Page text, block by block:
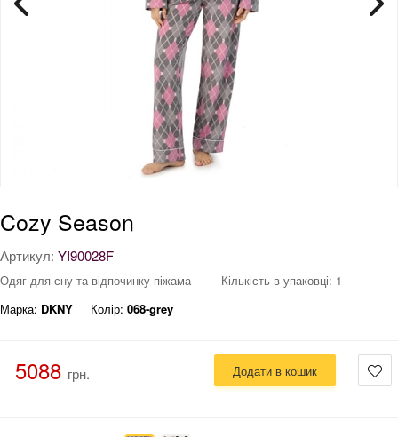
Cozy Season
Артикул: YI90028F
Одяг для сну та відпочинку піжама
Кількість в упаковці: 1
Марка: DKNY Колір: 068-grey
5088 грн. Додати в кошик